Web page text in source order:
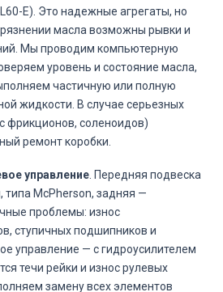
E). Это надежные агрегаты, но
масла возможны рывки и
Мы проводим компьютерную
уровень и состояние масла,
частичную или полную
жидкости. В случае серьезных
фрикционов, соленоидов)
ремонт коробки.
управление . Передняя подвеска
типа McPherson, задняя —
проблемы: износ
ступичных подшипников и
управление — с гидроусилителем
течи рейки и износ рулевых
замену всех элементов